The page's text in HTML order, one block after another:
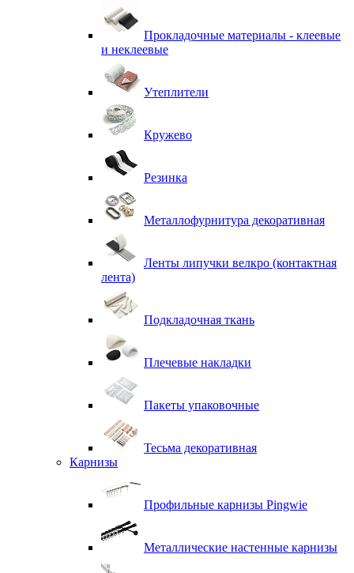
Прокладочные материалы - клеевые
и неклеевые
Утеплители
Кружево
Резинка
Металлофурнитура декоративная
Ленты липучки велкро (контактная
лента)
Подкладочная ткань
Плечевые накладки
Пакеты упаковочные
Тесьма декоративная
Карнизы
Профильные карнизы Pingwie
Металлические настенные карнизы